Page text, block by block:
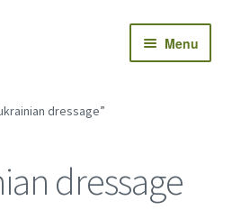
Menu
dressage”
dressage